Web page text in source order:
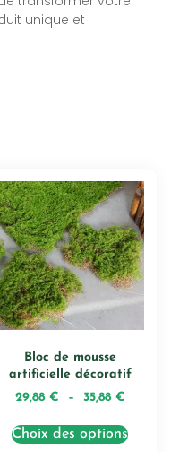
unique et
Bloc de mousse
artificielle décoratif
29,88 € – 35,88 €
Choix des options